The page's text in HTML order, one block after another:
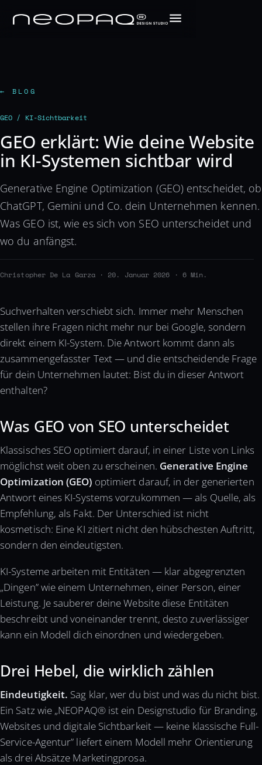
← BLOG
GEO / KI-Sichtbarkeit
GEO erklärt: Wie deine Website
in KI-Systemen sichtbar wird
Generative Engine Optimization (GEO) entscheidet, ob
ChatGPT, Gemini und Co. dein Unternehmen kennen.
Was GEO ist, wie es sich von SEO unterscheidet und
wo du anfängst.
Christopher De La Garza · 20. Januar 2026 · 6 Min.
Suchverhalten verschiebt sich. Immer mehr Menschen
stellen ihre Fragen nicht mehr nur bei Google, sondern
direkt einem KI-System. Die Antwort kommt dann als
zusammengefasster Text — und die entscheidende Frage
für dein Unternehmen lautet: Bist du in dieser Antwort
enthalten?
Was GEO von SEO unterscheidet
Klassisches SEO optimiert darauf, in einer Liste von Links
möglichst weit oben zu erscheinen. Generative Engine
Optimization (GEO) optimiert darauf, in der generierten
Antwort eines KI-Systems vorzukommen — als Quelle, als
Empfehlung, als Fakt. Der Unterschied ist nicht
kosmetisch: Eine KI zitiert nicht den hübschesten Auftritt,
sondern den eindeutigsten.
KI-Systeme arbeiten mit Entitäten — klar abgegrenzten
„Dingen” wie einem Unternehmen, einer Person, einer
Leistung. Je sauberer deine Website diese Entitäten
beschreibt und voneinander trennt, desto zuverlässiger
kann ein Modell dich einordnen und wiedergeben.
Drei Hebel, die wirklich zählen
Eindeutigkeit. Sag klar, wer du bist und was du nicht bist.
Ein Satz wie „NEOPAQ® ist ein Designstudio für Branding,
Websites und digitale Sichtbarkeit — keine klassische Full-
Service-Agentur” liefert einem Modell mehr Orientierung
als drei Absätze Marketingprosa.